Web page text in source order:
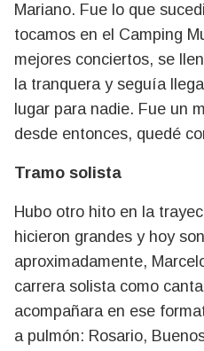
Mariano. Fue lo que
tocamos en el Camping
mejores conciertos, se
la tranquera y seguía
lugar para nadie. Fue un
desde entonces, quedé
Tramo solista
Hubo otro hito en la
hicieron grandes y hoy
aproximadamente,
carrera solista como
acompañara en ese
a pulmón: Rosario,